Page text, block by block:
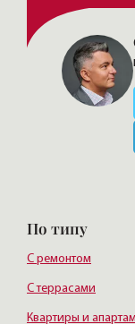
Нажимая на
По типу
С ремонтом
С террасами
Квартиры и